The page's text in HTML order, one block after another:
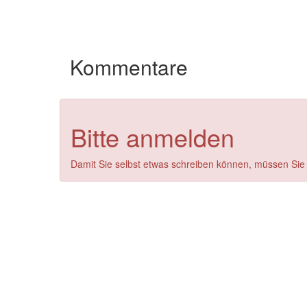
Kommentare
Bitte anmelden
Damit Sie selbst etwas schreiben können, müssen